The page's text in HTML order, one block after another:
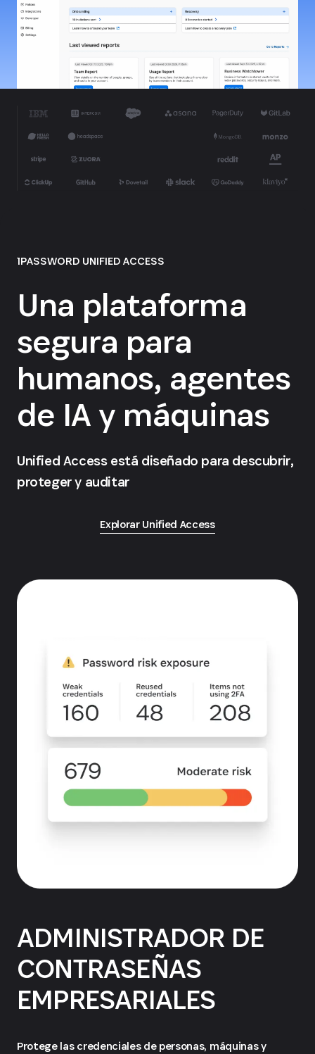
1PASSWORD UNIFIED ACCESS
Una plataforma
segura para
humanos, agentes
de IA y máquinas
Unified Access está diseñado para descubrir,
proteger y auditar
Explorar Unified Access
ADMINISTRADOR DE
CONTRASEÑAS
EMPRESARIALES
Protege las credenciales de personas, máquinas y